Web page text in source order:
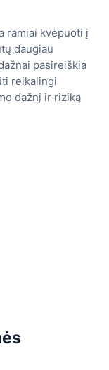
ramiai kvėpuoti į
daugiau
pasireiškia
reikalingi
dažnį ir riziką